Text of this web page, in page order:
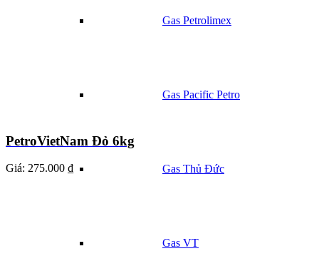
Gas Petrolimex
Gas Pacific Petro
Gas Thủ Đức
Gas VT
PetroVietNam Đỏ 6kg
Giá: 275.000 ₫